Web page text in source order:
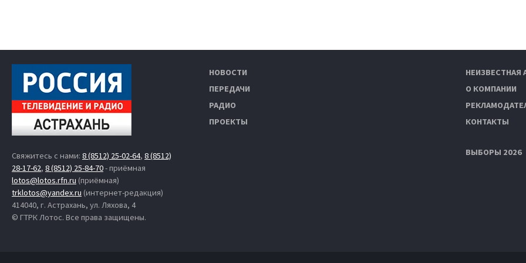
Свяжитесь с нами: 8 (8512) 25-02-64, 8 (8512)
28-17-62, 8 (8512) 25-84-70- приёмная
lotos@lotos.rfn.ru (приёмная)
trklotos@yandex.ru (интернет-редакция)
414040, г. Астрахань, ул. Ляхова, 4
© ГТРК Лотос. Все права защищены.
НОВОСТИ
ПЕРЕДАЧИ
РАДИО
ПРОЕКТЫ
НЕИЗВЕСТНАЯ
О КОМПАНИИ
КОНТАКТЫ
ВЫБОРЫ 2026